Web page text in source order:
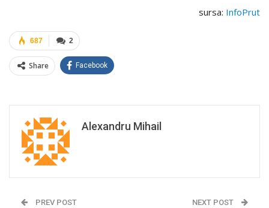
sursa: InfoPrut
2
687
Share Facebook
Alexandru Mihail
PREV POST NEXT POST